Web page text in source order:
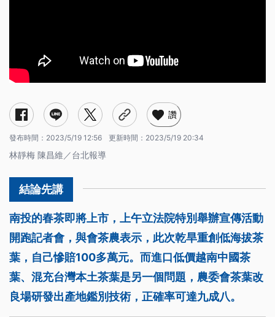
讚
發布時間： 2023/5/19 12:56 更新時間： 2023/5/19 20:34
林靜梅 陳昌維／台北報導
南投的春茶即將上市，上午立法院特別舉辦宣傳活動
開跑記者會，與會茶農表示，此次乾旱重創低海拔茶
葉，自己慘賠100多萬元。而進口低價越南中國茶
葉、混充台灣本土茶葉是另一個問題，農委會茶葉改
良場研發出產地鑑別技術，正確率可達九成八。